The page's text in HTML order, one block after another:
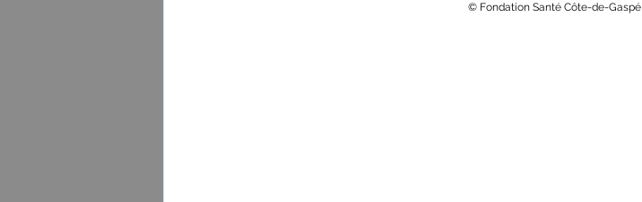
© Fondation Santé Côte-de-Gaspé